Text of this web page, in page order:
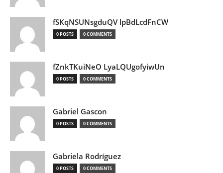
fSKqNSUNsgduQV lpBdLcdFnCW
0 POSTS 0 COMMENTS
fZnkTKuiNeO LyaLQUgofyiwUn
0 POSTS 0 COMMENTS
Gabriel Gascon
0 POSTS 0 COMMENTS
Gabriela Rodríguez
0 POSTS 0 COMMENTS